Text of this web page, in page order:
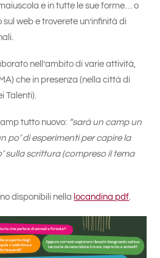
e in tutte le sue forme… o
web e troverete un’infinità di
nell’ambito di varie attività,
che in presenza (nella città di
Talenti).
tutto nuovo: “sarà un camp un
po’ di esperimenti per capire la
sulla scrittura (compreso il tema
disponibili nella locandina pdf